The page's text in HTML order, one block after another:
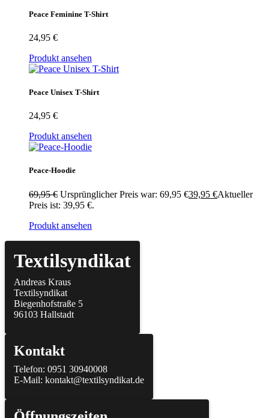
Peace Feminine T-Shirt
24,95 €
Produkt ansehen
Peace Unisex T-Shirt
24,95 €
Produkt ansehen
Peace-Hoodie
69,95€ Ursprünglicher Preis war: 69,95 €39,95 €Aktueller
Preis ist: 39,95 €.
Produkt ansehen
Textilsyndikat
Andreas Kraus
Textilsyndikat
Biegenhofstraße 5
96103 Hallstadt
Kontakt
Telefon: 0951 30940008
E-Mail: kontakt@textilsyndikat.de